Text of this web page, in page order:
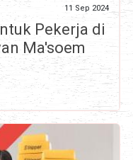
11 Sep 2024
Pekerja di
Ma'soem